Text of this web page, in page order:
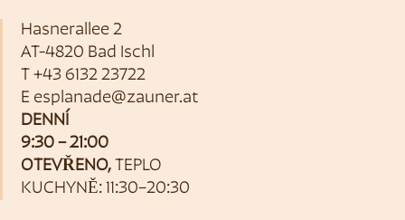
Hasnerallee 2
AT-4820 Bad Ischl
T +43 6132 23722
E esplanade@zauner.at
DENNÍ
9:30 – 21:00
OTEVŘENO, TEPLO
KUCHYNĚ: 11:30–20:30